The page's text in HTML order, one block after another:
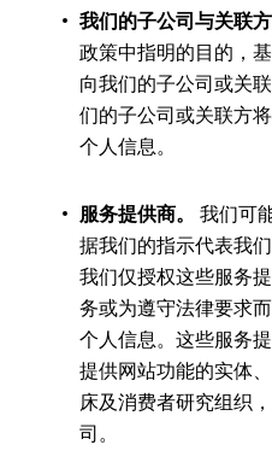
我们的子公司与关联方
政策中指明的目的，
向我们的子公司或关
们的子公司或关联方
个人信息。
服务提供商。
我们可
据我们的指示代表我
我们仅授权这些服务
务或为遵守法律要求
个人信息。这些服务
提供网站功能的实体
床及消费者研究组织
司。